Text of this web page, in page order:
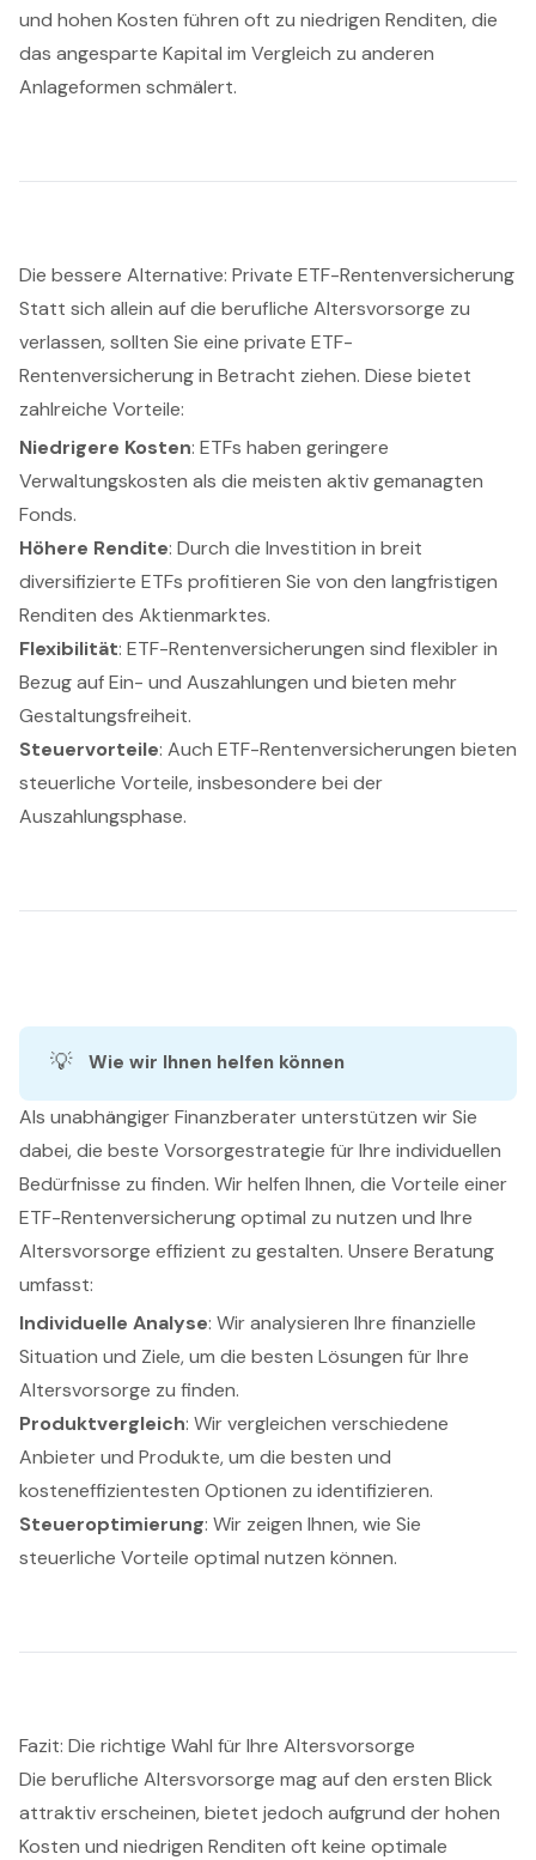
und hohen Kosten führen oft zu niedrigen Renditen, die
das angesparte Kapital im Vergleich zu anderen
Anlageformen schmälert.
Die bessere Alternative: Private ETF-Rentenversicherung
Statt sich allein auf die berufliche Altersvorsorge zu
verlassen, sollten Sie eine private ETF-
Rentenversicherung in Betracht ziehen. Diese bietet
zahlreiche Vorteile:
Niedrigere Kosten: ETFs haben geringere
Verwaltungskosten als die meisten aktiv gemanagten
Fonds.
Höhere Rendite: Durch die Investition in breit
diversifizierte ETFs profitieren Sie von den langfristigen
Renditen des Aktienmarktes.
Flexibilität: ETF-Rentenversicherungen sind flexibler in
Bezug auf Ein- und Auszahlungen und bieten mehr
Gestaltungsfreiheit.
Steuervorteile: Auch ETF-Rentenversicherungen bieten
steuerliche Vorteile, insbesondere bei der
Auszahlungsphase.
💡 Wie wir Ihnen helfen können
Als unabhängiger Finanzberater unterstützen wir Sie
dabei, die beste Vorsorgestrategie für Ihre individuellen
Bedürfnisse zu finden. Wir helfen Ihnen, die Vorteile einer
ETF-Rentenversicherung optimal zu nutzen und Ihre
Altersvorsorge effizient zu gestalten. Unsere Beratung
umfasst:
Individuelle Analyse: Wir analysieren Ihre finanzielle
Situation und Ziele, um die besten Lösungen für Ihre
Altersvorsorge zu finden.
Produktvergleich: Wir vergleichen verschiedene
Anbieter und Produkte, um die besten und
kosteneffizientesten Optionen zu identifizieren.
Steueroptimierung: Wir zeigen Ihnen, wie Sie
steuerliche Vorteile optimal nutzen können.
Fazit: Die richtige Wahl für Ihre Altersvorsorge
Die berufliche Altersvorsorge mag auf den ersten Blick
attraktiv erscheinen, bietet jedoch aufgrund der hohen
Kosten und niedrigen Renditen oft keine optimale